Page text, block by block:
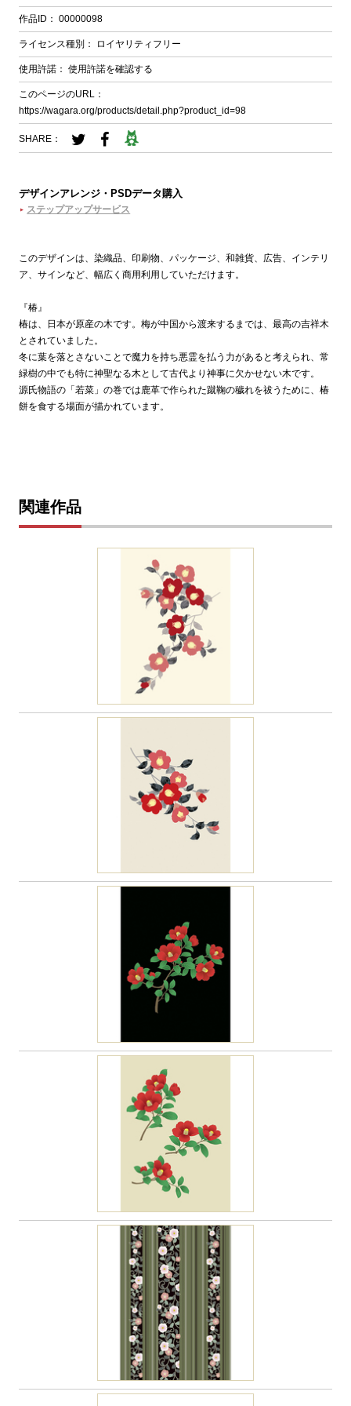
作品ID： 00000098
ライセンス種別： ロイヤリティフリー
使用許諾： 使用許諾を確認する
このページのURL：
https://wagara.org/products/detail.php?product_id=98
SHARE：
デザインアレンジ・PSDデータ購入
ステップアップサービス
このデザインは、染織品、印刷物、パッケージ、和雑貨、広告、インテリ
ア、サインなど、幅広く商用利用していただけます。
『椿』
椿は、日本が原産の木です。梅が中国から渡来するまでは、最高の吉祥木
とされていました。
冬に葉を落とさないことで魔力を持ち悪霊を払う力があると考えられ、常
緑樹の中でも特に神聖なる木として古代より神事に欠かせない木です。
源氏物語の「若菜」の巻では鹿革で作られた蹴鞠の穢れを祓うために、椿
餅を食する場面が描かれています。
関連作品